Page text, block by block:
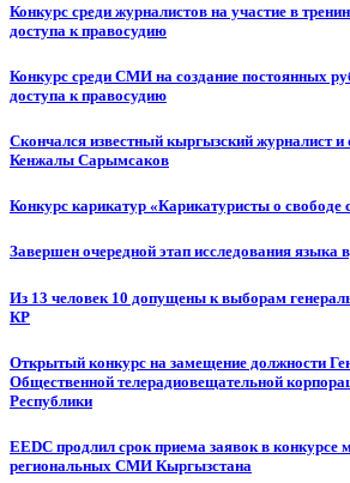
Конкурс среди журналистов на участие в
доступа к правосудию
Конкурс среди СМИ на создание постоянных
доступа к правосудию
Скончался известный кыргызский журналист
Кенжалы Сарымсаков
Конкурс карикатур «Карикатуристы о свободе
Завершен очередной этап исследования языка
Из 13 человек 10 допущены к выборам
КР
Открытый конкурс на замещение должности
Общественной телерадиовещательной
Республики
EEDC продлил срок приема заявок в конкурсе
региональных СМИ Кыргызстана